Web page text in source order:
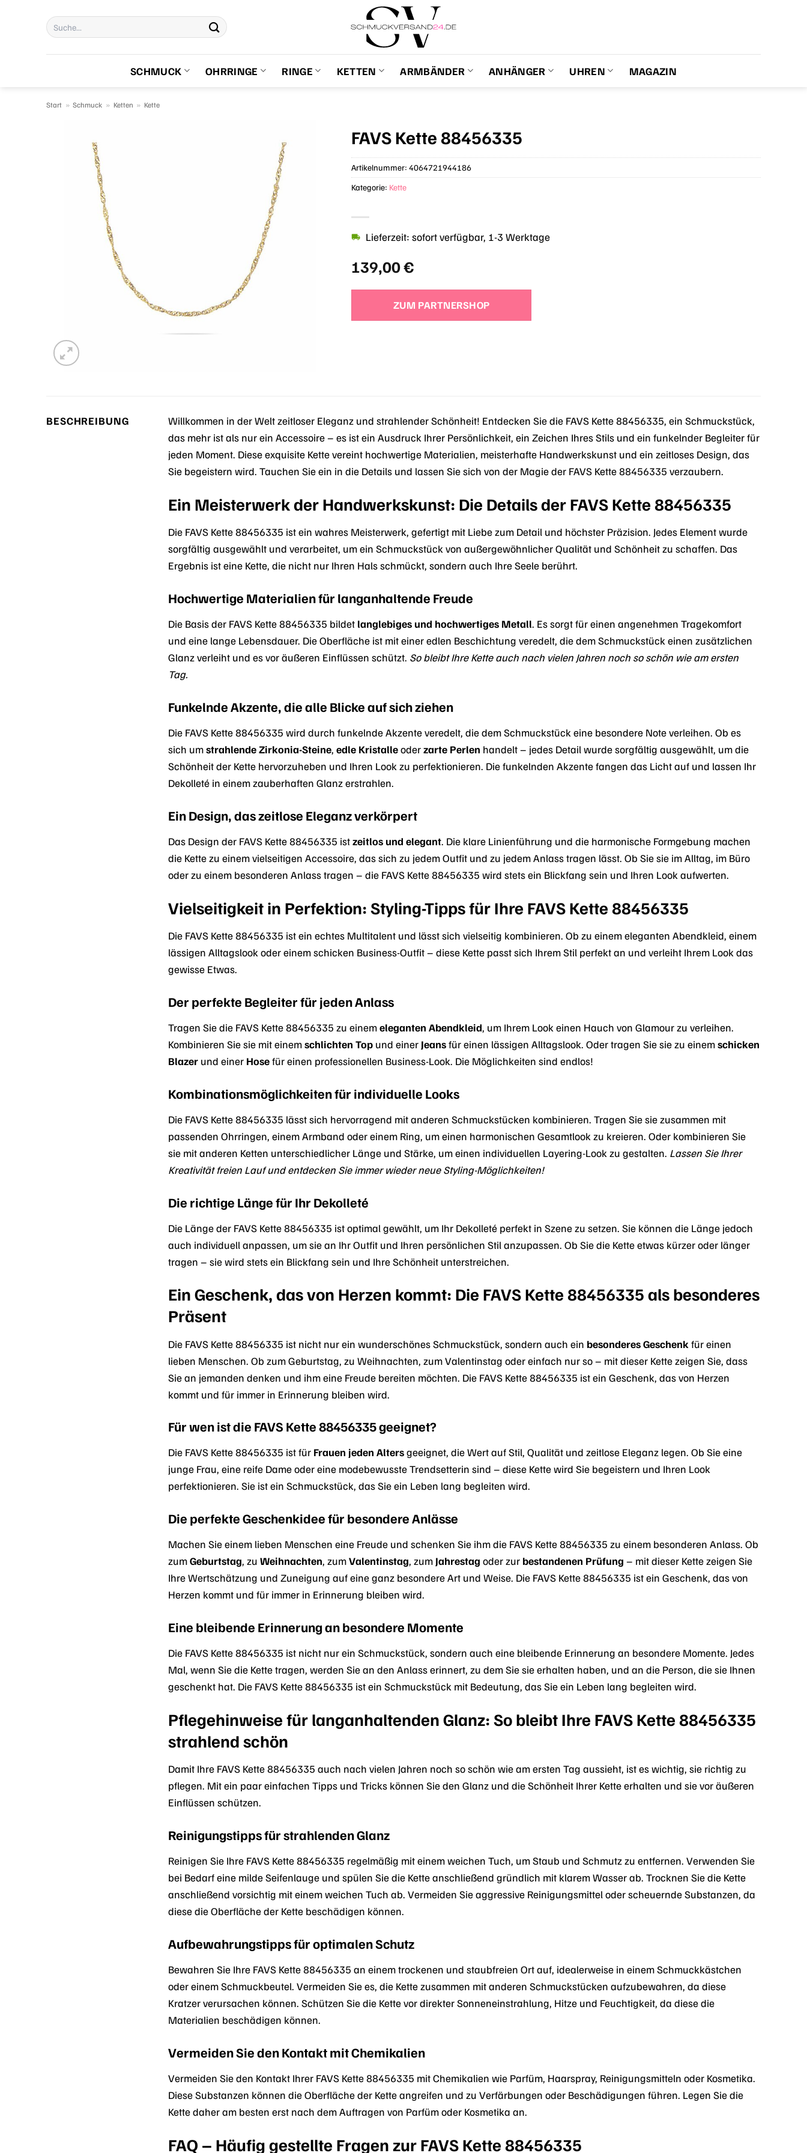
Suchen
nach:
SCHMUCK OHRRINGE RINGE KETTEN ARMBÄNDER ANHÄNGER UHREN MAGAZIN
Start » Schmuck » Ketten » Kette
FAVS Kette 88456335
139,00€
Lieferzeit: sofort verfügbar, 1-3 Werktage
ZUM PARTNERSHOP
Artikelnummer:4064721944186
Kategorie: Kette
BESCHREIBUNG
Willkommen in der Welt zeitloser Eleganz und strahlender Schönheit! Entdecken Sie die FAVS Kette 88456335, ein Schmuckstück,
das mehr ist als nur ein Accessoire – es ist ein Ausdruck Ihrer Persönlichkeit, ein Zeichen Ihres Stils und ein funkelnder Begleiter für
jeden Moment. Diese exquisite Kette vereint hochwertige Materialien, meisterhafte Handwerkskunst und ein zeitloses Design, das
Sie begeistern wird. Tauchen Sie ein in die Details und lassen Sie sich von der Magie der FAVS Kette 88456335 verzaubern.
Ein Meisterwerk der Handwerkskunst: Die Details der FAVS Kette 88456335
Die FAVS Kette 88456335 ist ein wahres Meisterwerk, gefertigt mit Liebe zum Detail und höchster Präzision. Jedes Element wurde
sorgfältig ausgewählt und verarbeitet, um ein Schmuckstück von außergewöhnlicher Qualität und Schönheit zu schaffen. Das
Ergebnis ist eine Kette, die nicht nur Ihren Hals schmückt, sondern auch Ihre Seele berührt.
Hochwertige Materialien für langanhaltende Freude
Die Basis der FAVS Kette 88456335 bildet langlebiges und hochwertiges Metall. Es sorgt für einen angenehmen Tragekomfort
und eine lange Lebensdauer. Die Oberfläche ist mit einer edlen Beschichtung veredelt, die dem Schmuckstück einen zusätzlichen
Glanz verleiht und es vor äußeren Einflüssen schützt. So bleibt Ihre Kette auch nach vielen Jahren noch so schön wie am ersten
Tag.
Funkelnde Akzente, die alle Blicke auf sich ziehen
Die FAVS Kette 88456335 wird durch funkelnde Akzente veredelt, die dem Schmuckstück eine besondere Note verleihen. Ob es
sich umstrahlende Zirkonia-Steine,edle Kristalleoderzarte Perlen handelt – jedes Detail wurde sorgfältig ausgewählt, um die
Schönheit der Kette hervorzuheben und Ihren Look zu perfektionieren. Die funkelnden Akzente fangen das Licht auf und lassen Ihr
Dekolleté in einem zauberhaften Glanz erstrahlen.
Ein Design, das zeitlose Eleganz verkörpert
Das Design der FAVS Kette 88456335 istzeitlos und elegant. Die klare Linienführung und die harmonische Formgebung machen
die Kette zu einem vielseitigen Accessoire, das sich zu jedem Outfit und zu jedem Anlass tragen lässt. Ob Sie sie im Alltag, im Büro
oder zu einem besonderen Anlass tragen – die FAVS Kette 88456335 wird stets ein Blickfang sein und Ihren Look aufwerten.
Vielseitigkeit in Perfektion: Styling-Tipps für Ihre FAVS Kette 88456335
Die FAVS Kette 88456335 ist ein echtes Multitalent und lässt sich vielseitig kombinieren. Ob zu einem eleganten Abendkleid, einem
lässigen Alltagslook oder einem schicken Business-Outfit – diese Kette passt sich Ihrem Stil perfekt an und verleiht Ihrem Look das
gewisse Etwas.
Der perfekte Begleiter für jeden Anlass
Tragen Sie die FAVS Kette 88456335 zu einemeleganten Abendkleid, um Ihrem Look einen Hauch von Glamour zu verleihen.
Kombinieren Sie sie mit einemschlichten Top und einer Jeansfür einen lässigen Alltagslook. Oder tragen Sie sie zu einemschicken
Blazer und einer Hosefür einen professionellen Business-Look. Die Möglichkeiten sind endlos!
Kombinationsmöglichkeiten für individuelle Looks
Die FAVS Kette 88456335 lässt sich hervorragend mit anderen Schmuckstücken kombinieren. Tragen Sie sie zusammen mit
passenden Ohrringen, einem Armband oder einem Ring, um einen harmonischen Gesamtlook zu kreieren. Oder kombinieren Sie
sie mit anderen Ketten unterschiedlicher Länge und Stärke, um einen individuellen Layering-Look zu gestalten. Lassen Sie Ihrer
Kreativität freien Lauf und entdecken Sie immer wieder neue Styling-Möglichkeiten!
Die richtige Länge für Ihr Dekolleté
Die Länge der FAVS Kette 88456335 ist optimal gewählt, um Ihr Dekolleté perfekt in Szene zu setzen. Sie können die Länge jedoch
auch individuell anpassen, um sie an Ihr Outfit und Ihren persönlichen Stil anzupassen. Ob Sie die Kette etwas kürzer oder länger
tragen – sie wird stets ein Blickfang sein und Ihre Schönheit unterstreichen.
Ein Geschenk, das von Herzen kommt: Die FAVS Kette 88456335 als besonderes
Präsent
Die FAVS Kette 88456335 ist nicht nur ein wunderschönes Schmuckstück, sondern auch ein besonderes Geschenk für einen
lieben Menschen. Ob zum Geburtstag, zu Weihnachten, zum Valentinstag oder einfach nur so – mit dieser Kette zeigen Sie, dass
Sie an jemanden denken und ihm eine Freude bereiten möchten. Die FAVS Kette 88456335 ist ein Geschenk, das von Herzen
kommt und für immer in Erinnerung bleiben wird.
Für wen ist die FAVS Kette 88456335 geeignet?
Die FAVS Kette 88456335 ist für Frauen jeden Altersgeeignet, die Wert auf Stil, Qualität und zeitlose Eleganz legen. Ob Sie eine
junge Frau, eine reife Dame oder eine modebewusste Trendsetterin sind – diese Kette wird Sie begeistern und Ihren Look
perfektionieren. Sie ist ein Schmuckstück, das Sie ein Leben lang begleiten wird.
Die perfekte Geschenkidee für besondere Anlässe
Machen Sie einem lieben Menschen eine Freude und schenken Sie ihm die FAVS Kette 88456335 zu einem besonderen Anlass. Ob
zumGeburtstag, zuWeihnachten, zumValentinstag, zum Jahrestag oder zur bestandenen Prüfung – mit dieser Kette zeigen Sie
Ihre Wertschätzung und Zuneigung auf eine ganz besondere Art und Weise. Die FAVS Kette 88456335 ist ein Geschenk, das von
Herzen kommt und für immer in Erinnerung bleiben wird.
Eine bleibende Erinnerung an besondere Momente
Die FAVS Kette 88456335 ist nicht nur ein Schmuckstück, sondern auch eine bleibende Erinnerung an besondere Momente. Jedes
Mal, wenn Sie die Kette tragen, werden Sie an den Anlass erinnert, zu dem Sie sie erhalten haben, und an die Person, die sie Ihnen
geschenkt hat. Die FAVS Kette 88456335 ist ein Schmuckstück mit Bedeutung, das Sie ein Leben lang begleiten wird.
Pflegehinweise für langanhaltenden Glanz: So bleibt Ihre FAVS Kette 88456335
strahlend schön
Damit Ihre FAVS Kette 88456335 auch nach vielen Jahren noch so schön wie am ersten Tag aussieht, ist es wichtig, sie richtig zu
pflegen. Mit ein paar einfachen Tipps und Tricks können Sie den Glanz und die Schönheit Ihrer Kette erhalten und sie vor äußeren
Einflüssen schützen.
Reinigungstipps für strahlenden Glanz
Reinigen Sie Ihre FAVS Kette 88456335 regelmäßig mit einem weichen Tuch, um Staub und Schmutz zu entfernen. Verwenden Sie
bei Bedarf eine milde Seifenlauge und spülen Sie die Kette anschließend gründlich mit klarem Wasser ab. Trocknen Sie die Kette
anschließend vorsichtig mit einem weichen Tuch ab. Vermeiden Sie aggressive Reinigungsmittel oder scheuernde Substanzen, da
diese die Oberfläche der Kette beschädigen können.
Aufbewahrungstipps für optimalen Schutz
Bewahren Sie Ihre FAVS Kette 88456335 an einem trockenen und staubfreien Ort auf, idealerweise in einem Schmuckkästchen
oder einem Schmuckbeutel. Vermeiden Sie es, die Kette zusammen mit anderen Schmuckstücken aufzubewahren, da diese
Kratzer verursachen können. Schützen Sie die Kette vor direkter Sonneneinstrahlung, Hitze und Feuchtigkeit, da diese die
Materialien beschädigen können.
Vermeiden Sie den Kontakt mit Chemikalien
Vermeiden Sie den Kontakt Ihrer FAVS Kette 88456335 mit Chemikalien wie Parfüm, Haarspray, Reinigungsmitteln oder Kosmetika.
Diese Substanzen können die Oberfläche der Kette angreifen und zu Verfärbungen oder Beschädigungen führen. Legen Sie die
Kette daher am besten erst nach dem Auftragen von Parfüm oder Kosmetika an.
FAQ – Häufig gestellte Fragen zur FAVS Kette 88456335